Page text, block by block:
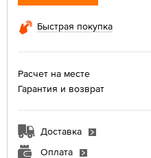
Быстрая покупка
Расчет на месте
Гарантия и возврат
Доставка
Оплата